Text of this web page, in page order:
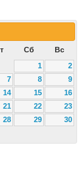
Сб
Вс
1
2
7 8
9
14 15
16
21 22
23
28 29
30